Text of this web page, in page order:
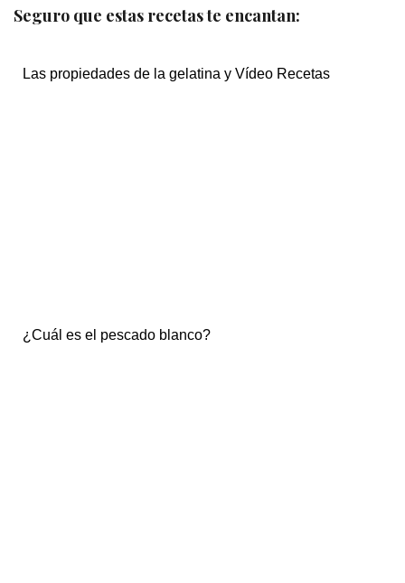
Seguro que estas recetas te encantan:
Las propiedades de la gelatina y Vídeo Recetas
¿Cuál es el pescado blanco?